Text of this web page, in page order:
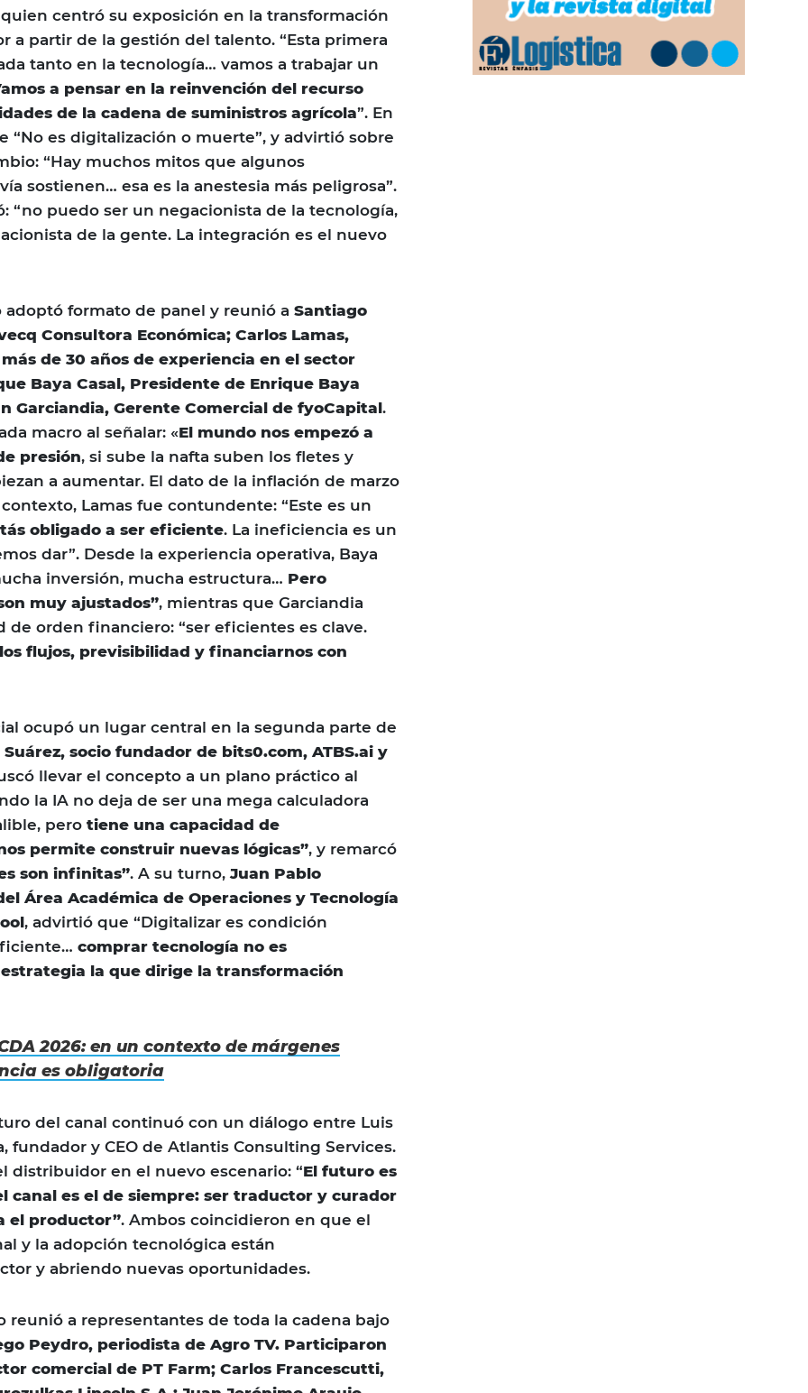
centró su exposición en la transformación
a partir de la gestión del talento. “Esta primera
tanto en la tecnología… vamos a trabajar un
a pensar en la reinvención del recurso
de la cadena de suministros agrícola”. En
“No es digitalización o muerte”, y advirtió sobre
“Hay muchos mitos que algunos
sostienen… esa es la anestesia más peligrosa”.
“no puedo ser un negacionista de la tecnología,
de la gente. La integración es el nuevo
formato de panel y reunió a Santiago
Consultora Económica; Carlos Lamas,
de 30 años de experiencia en el sector
Baya Casal, Presidente de Enrique Baya
Garciandia, Gerente Comercial de fyoCapital.
macro al señalar: «El mundo nos empezó a
presión, si sube la nafta suben los fletes y
a aumentar. El dato de la inflación de marzo
contexto, Lamas fue contundente: “Este es un
obligado a ser eficiente. La ineficiencia es un
dar”. Desde la experiencia operativa, Baya
inversión, mucha estructura… Pero
muy ajustados”, mientras que Garciandia
de orden financiero: “ser eficientes es clave.
flujos, previsibilidad y financiarnos con
ocupó un lugar central en la segunda parte de
socio fundador de bits0.com, ATBS.ai y
llevar el concepto a un plano práctico al
la IA no deja de ser una mega calculadora
pero tiene una capacidad de
permite construir nuevas lógicas”, y remarcó
son infinitas”. A su turno,Juan Pablo
Área Académica de Operaciones y Tecnología
, advirtió que “Digitalizar es condición
comprar tecnología no es
la que dirige la transformación
2026: en un contexto de márgenes
es obligatoria
del canal continuó con un diálogo entre Luis
fundador y CEO de Atlantis Consulting Services.
distribuidor en el nuevo escenario: “El futuro es
canal es el de siempre: ser traductor y curador
el productor”. Ambos coincidieron en que el
y la adopción tecnológica están
y abriendo nuevas oportunidades.
reunió a representantes de toda la cadena bajo
Peydro, periodista de Agro TV. Participaron
comercial de PT Farm; Carlos Francescutti,